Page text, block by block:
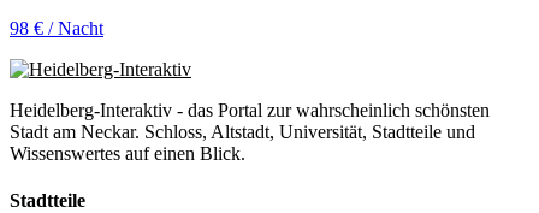
98 € / Nacht
Heidelberg-Interaktiv - das Portal zur wahrscheinlich schönsten
Stadt am Neckar. Schloss, Altstadt, Universität, Stadtteile und
Wissenswertes auf einen Blick.
Stadtteile